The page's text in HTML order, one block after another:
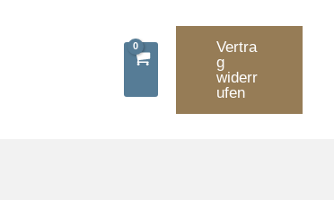
Vertra
g
widerr
ufen